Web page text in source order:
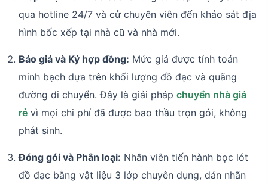
qua hotline 24/7 và cử chuyên viên đến khảo sát địa
hình bốc xếp tại nhà cũ và nhà mới.
Báo giá và Ký hợp đồng: Mức giá được tính toán
minh bạch dựa trên khối lượng đồ đạc và quãng
đường di chuyển. Đây là giải phápchuyển nhà giá
rẻ vì mọi chi phí đã được bao thầu trọn gói, không
phát sinh.
Đóng gói và Phân loại: Nhân viên tiến hành bọc lót
đồ đạc bằng vật liệu 3 lớp chuyên dụng, dán nhãn